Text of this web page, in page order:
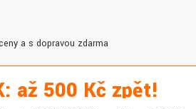
a s dopravou zdarma
až 500 Kč zpět!